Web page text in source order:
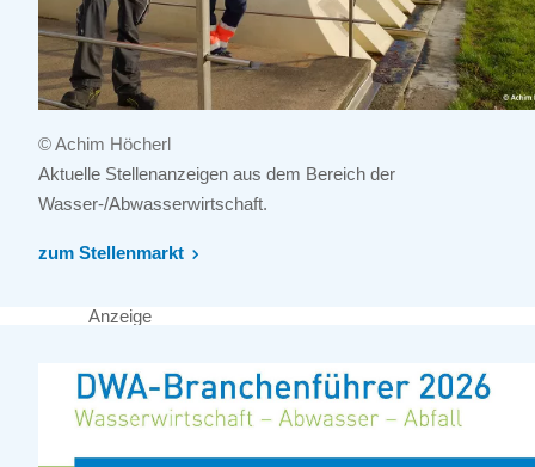
© Achim Höcherl
Aktuelle Stellenanzeigen aus dem Bereich der
Wasser-/Abwasserwirtschaft.
zum Stellenmarkt
Anzeige